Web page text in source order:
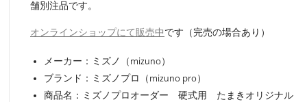
舗別注品です。
オンラインショップにて販売中です（完売の場合あり）
メーカー：ミズノ（mizuno）
ブランド：ミズノプロ（mizuno pro）
商品名：ミズノプロオーダー 硬式用 たまきオリジナル